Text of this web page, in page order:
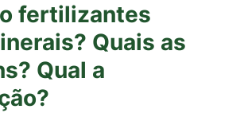
fertilizantes
Quais as
Qual a